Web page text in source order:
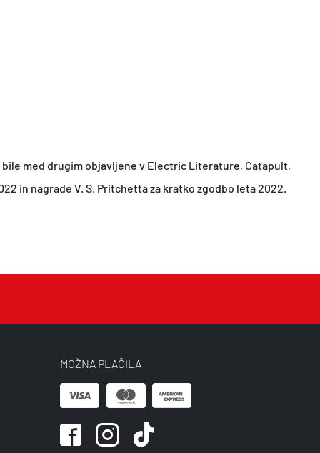
med drugim objavljene v Electric Literature, Catapult,
in nagrade V. S. Pritchetta za kratko zgodbo leta 2022.
MOŽNA PLAČILA